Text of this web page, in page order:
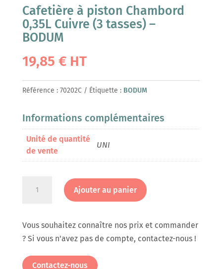
Cafetière à piston Chambord
0,35L Cuivre (3 tasses) –
BODUM
19,85 € HT
Référence : 70202C Étiquette : BODUM
Informations complémentaires
Unité de quantité
de vente
UNI
à
piston
0,35L
Ajouter au panier
Vous souhaitez connaître nos prix et commander
? Si vous n'avez pas de compte, contactez-nous !
Contactez-nous